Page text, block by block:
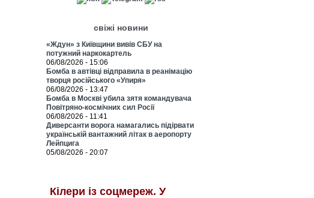
свіжі новини
«Ждун» з Київщини вивів СБУ на
потужний наркокартель
06/08/2026 - 15:06
Бомба в автівці відправила в реанімацію
творця російського «Упиря»
06/08/2026 - 13:47
Бомба в Москві убила зятя командувача
Повітряно-космічних сил Росії
06/08/2026 - 11:41
Диверсанти ворога намагались підірвати
українській вантажний літак в аеропорту
Лейпцига
05/08/2026 - 20:07
Кілери із соцмереж. У